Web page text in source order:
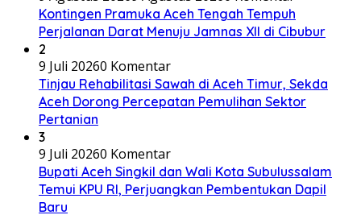
Kontingen Pramuka Aceh Tengah Tempuh
Perjalanan Darat Menuju Jamnas XII di Cibubur
2
9 Juli 20260 Komentar
Tinjau Rehabilitasi Sawah di Aceh Timur, Sekda
Aceh Dorong Percepatan Pemulihan Sektor
Pertanian
3
9 Juli 20260 Komentar
Bupati Aceh Singkil dan Wali Kota Subulussalam
Temui KPU RI, Perjuangkan Pembentukan Dapil
Baru